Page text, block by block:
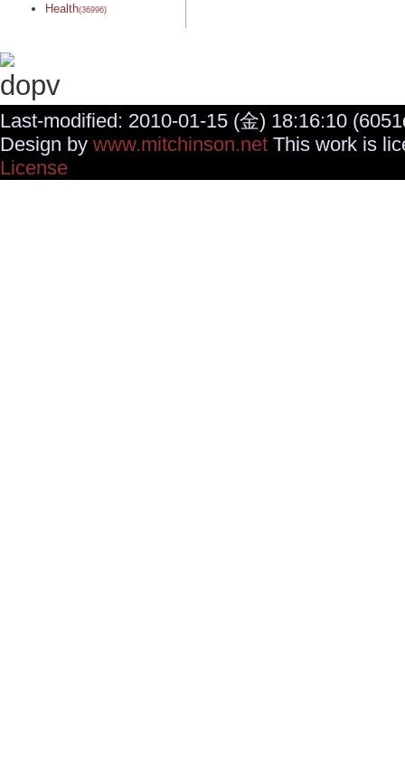
Health(36996)
Last-modified: 2010-01-15 (金) 18:16:10
Design by www.mitchinson.net This work is
License